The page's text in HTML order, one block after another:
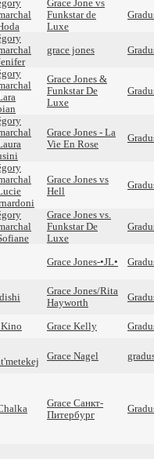
Grace Jone vs
Funkstar de
Luxe
grace jones
Grace Jones &
Funkstar De
Luxe
Grace Jones - La
Vie En Rose
Grace Jones vs
Hell
Grace Jones vs.
Funkstar De
Luxe
Grace Jones-•JL•
Grace Jones/Rita
Hayworth
Kino Grace Kelly
Grace Nagel
Grace Санкт-
Питербург